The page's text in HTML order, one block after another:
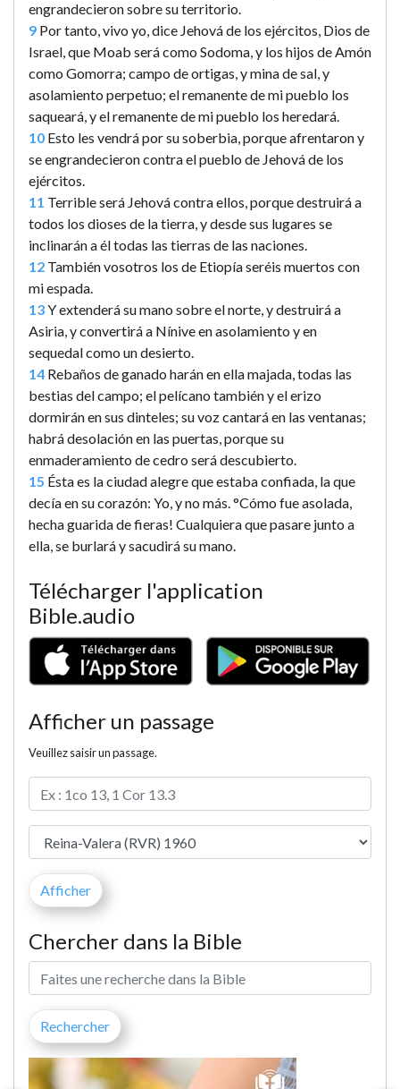
engrandecieron sobre su territorio.
9 Por tanto, vivo yo, dice Jehová de los ejércitos, Dios de
Israel, que Moab será como Sodoma, y los hijos de Amón
como Gomorra; campo de ortigas, y mina de sal, y
asolamiento perpetuo; el remanente de mi pueblo los
saqueará, y el remanente de mi pueblo los heredará.
10 Esto les vendrá por su soberbia, porque afrentaron y
se engrandecieron contra el pueblo de Jehová de los
ejércitos.
11 Terrible será Jehová contra ellos, porque destruirá a
todos los dioses de la tierra, y desde sus lugares se
inclinarán a él todas las tierras de las naciones.
12 También vosotros los de Etiopía seréis muertos con
mi espada.
13Y extenderá su mano sobre el norte, y destruirá a
Asiria, y convertirá a Nínive en asolamiento y en
sequedal como un desierto.
14 Rebaños de ganado harán en ella majada, todas las
bestias del campo; el pelícano también y el erizo
dormirán en sus dinteles; su voz cantará en las ventanas;
habrá desolación en las puertas, porque su
enmaderamiento de cedro será descubierto.
15 Ésta es la ciudad alegre que estaba confiada, la que
decía en su corazón: Yo, y no más. °Cómo fue asolada,
hecha guarida de fieras! Cualquiera que pasare junto a
ella, se burlará y sacudirá su mano.
Télécharger l'application
Bible.audio
Afficher un passage
Veuillez saisir un passage.
Chercher dans la Bible